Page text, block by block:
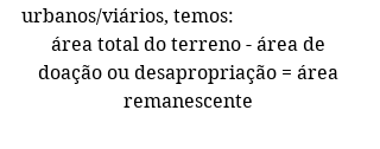
urbanos/viários, temos:
área total do terreno - área de
doação ou desapropriação = área
remanescente